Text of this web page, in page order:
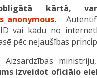
kārtā, vari
.
vai kādu no
pēc nejaušības
ministriju,
izveidot oficiālo